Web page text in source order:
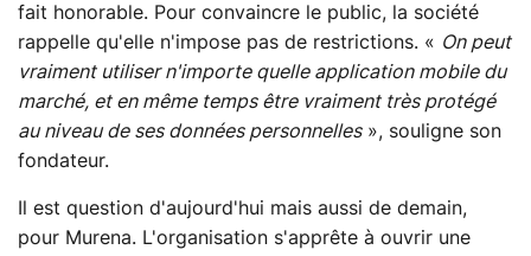
fait honorable. Pour convaincre le public, la société
rappelle qu'elle n'impose pas de restrictions. « On peut
vraiment utiliser n'importe quelle application mobile du
marché, et en même temps être vraiment très protégé
au niveau de ses données personnelles», souligne son
fondateur.
Il est question d'aujourd'hui mais aussi de demain,
pour Murena. L'organisation s'apprête à ouvrir une